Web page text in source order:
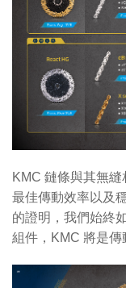
KMC 鏈條與其無
最佳傳動效率以及
的證明，我們始終
組件，KMC 將是傳